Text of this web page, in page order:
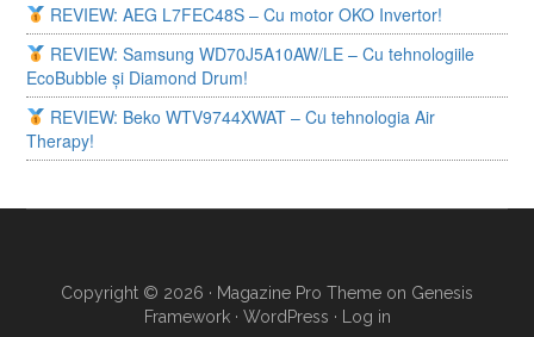
REVIEW: AEG L7FEC48S – Cu motor OKO Invertor!
REVIEW: Samsung WD70J5A10AW/LE – Cu tehnologiile
EcoBubble și Diamond Drum!
REVIEW: Beko WTV9744XWAT – Cu tehnologia Air
Therapy!
Copyright © 2026 · Magazine Pro Theme on Genesis
Framework· WordPress · Log in